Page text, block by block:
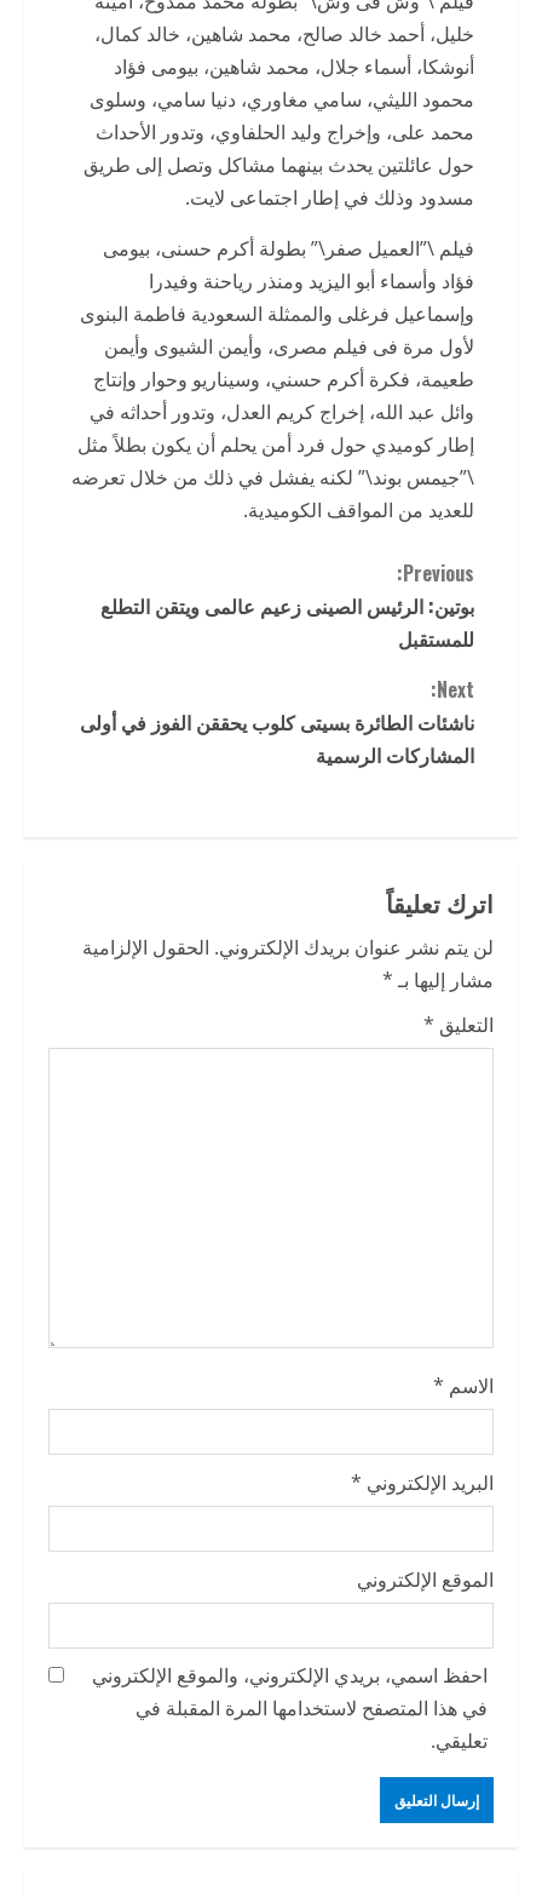
خليل، أحمد خالد صالح، محمد شاهين، خالد كمال،
أنوشكا، أسماء جلال، محمد شاهين، بيومى فؤاد
محمود الليثي، سامي مغاوري، دنيا سامي، وسلوى
محمد على، وإخراج وليد الحلفاوي، وتدور الأحداث
حول عائلتين يحدث بينهما مشاكل وتصل إلى طريق
مسدود وذلك في إطار اجتماعى لايت.
فيلم \”العميل صفر\” بطولة أكرم حسنى، بيومى
فؤاد وأسماء أبو اليزيد ومنذر رياحنة وفيدرا
وإسماعيل فرغلى والممثلة السعودية فاطمة البنوى
لأول مرة فى فيلم مصرى، وأيمن الشيوى وأيمن
طعيمة، فكرة أكرم حسني، وسيناريو وحوار وإنتاج
وائل عبد الله، إخراج كريم العدل، وتدور أحداثه في
إطار كوميدي حول فرد أمن يحلم أن يكون بطلاً مثل
\”جيمس بوند\” لكنه يفشل في ذلك من خلال تعرضه
للعديد من المواقف الكوميدية.
C
o
n
t
u
e
R
e
Previous:
بوتين: الرئيس الصينى زعيم عالمى ويتقن التطلع
للمستقبل
Next:
ناشئات الطائرة بسيتى كلوب يحققن الفوز في أولى
المشاركات الرسمية
اترك تعليقاً
لن يتم نشر عنوان بريدك الإلكتروني. الحقول الإلزامية
مشار إليها بـ*
التعليق *
الاسم *
البريد الإلكتروني *
الموقع الإلكتروني
احفظ اسمي، بريدي الإلكتروني، والموقع الإلكتروني
في هذا المتصفح لاستخدامها المرة المقبلة في
تعليقي.